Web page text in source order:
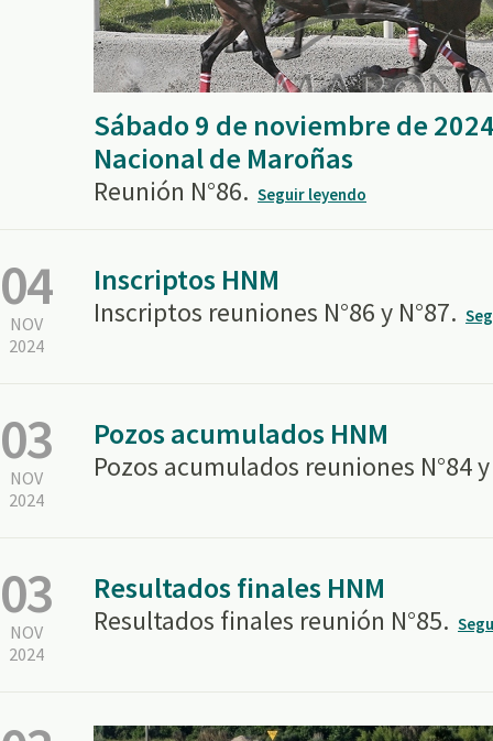
Sábado 9 de noviembre de
Nacional de Maroñas
Reunión N°86. Seguir leyendo
04
NOV
2024
Inscriptos HNM
Inscriptos reuniones N°86 y N°87.
03
NOV
2024
Pozos acumulados HNM
Pozos acumulados reuniones N°84 y
03
NOV
2024
Resultados finales HNM
Resultados finales reunión N°85.